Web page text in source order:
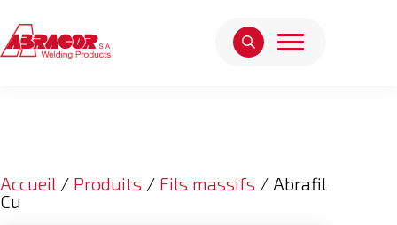
Accueil / Produits / Fils massifs / Abrafil
Cu